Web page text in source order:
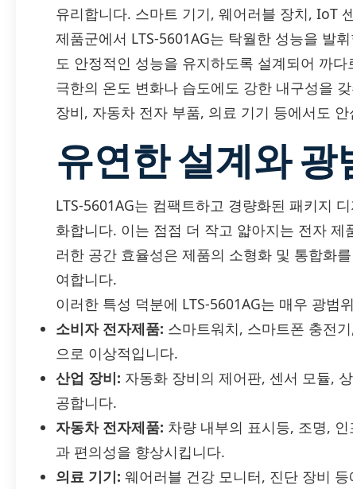
유리합니다. 스마트 기기, 웨어러블 장치, IoT
제품군에서 LTS-5601AG는 탁월한 성능을 발
도 안정적인 성능을 유지하도록 설계되어 까
극한의 온도 변화나 습도에도 강한 내구성을
장비, 자동차 전자 부품, 의료 기기 등에서도
유연한 설계와
LTS-5601AG는 컴팩트하고 경량화된 패키지
화합니다. 이는 점점 더 작고 얇아지는 전자
러한 공간 효율성은 제품의 소형화 및 통합화
여합니다.
이러한 특성 덕분에 LTS-5601AG는 매우 광범
소비자 전자제품: 스마트워치, 스마트폰 충전
으로 이상적입니다.
산업 장비: 자동화 장비의 제어판, 센서 모듈,
공합니다.
자동차 전자제품: 차량 내부의 표시등, 조명,
과 편의성을 향상시킵니다.
의료 기기: 웨어러블 건강 모니터, 진단 장비